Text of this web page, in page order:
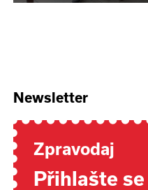
Newsletter
Zpravodaj
Přihlašte